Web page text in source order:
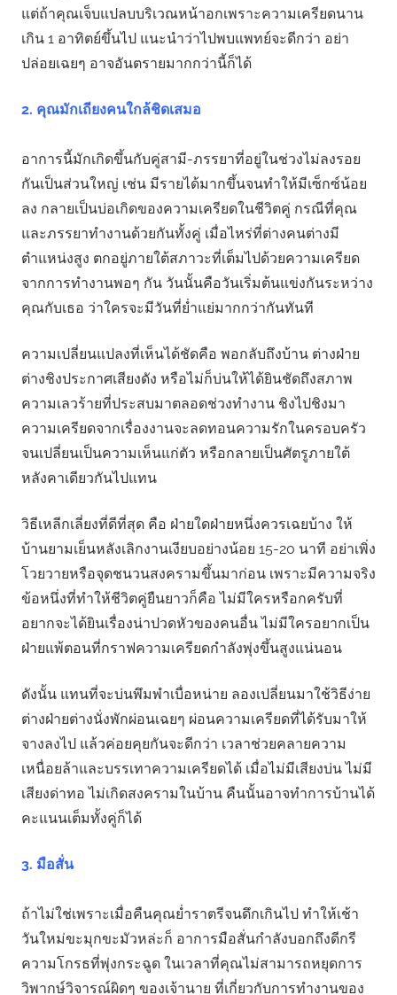
แต่ถ้าคุณเจ็บแปลบบริเวณหน้าอกเพราะความเครียดนาน
เกิน 1 อาทิตย์ขึ้นไป แนะนำว่าไปพบแพทย์จะดีกว่า อย่า
ปล่อยเฉยๆ อาจอันตรายมากกว่านี้ก็ได้
2. คุณมักเถียงคนใกล้ชิดเสมอ
อาการนี้มักเกิดขึ้นกับคู่สามี-ภรรยาที่อยู่ในช่วงไม่ลงรอย
กันเป็นส่วนใหญ่ เช่น มีรายได้มากขึ้นจนทำให้มีเซ็กซ์น้อย
ลง กลายเป็นบ่อเกิดของความเครียดในชีวิตคู่ กรณีที่คุณ
และภรรยาทำงานด้วยกันทั้งคู่ เมื่อไหร่ที่ต่างคนต่างมี
ตำแหน่งสูง ตกอยู่ภายใต้สภาวะที่เต็มไปด้วยความเครียด
จากการทำงานพอๆ กัน วันนั้นคือวันเริ่มต้นแข่งกันระหว่าง
คุณกับเธอ ว่าใครจะมีวันที่ย่ำแย่มากกว่ากันทันที
ความเปลี่ยนแปลงที่เห็นได้ชัดคือ พอกลับถึงบ้าน ต่างฝ่าย
ต่างชิงประกาศเสียงดัง หรือไม่ก็บ่นให้ได้ยินชัดถึงสภาพ
ความเลวร้ายที่ประสบมาตลอดช่วงทำงาน ชิงไปชิงมา
ความเครียดจากเรื่องงานจะลดทอนความรักในครอบครัว
จนเปลี่ยนเป็นความเห็นแก่ตัว หรือกลายเป็นศัตรูภายใต้
หลังคาเดียวกันไปแทน
วิธีเหลีกเลี่ยงที่ดีที่สุด คือ ฝ่ายใดฝ่ายหนึ่งควรเฉยบ้าง ให้
บ้านยามเย็นหลังเลิกงานเงียบอย่างน้อย 15-20 นาที อย่าเพิ่ง
โวยวายหรือจุดชนวนสงครามขึ้นมาก่อน เพราะมีความจริง
ข้อหนึ่งที่ทำให้ชีวิตคู่ยืนยาวก็คือ ไม่มีใครหรือกครับที่
อยากจะได้ยินเรื่องน่าปวดหัวของคนอื่น ไม่มีใครอยากเป็น
ฝ่ายแพ้ตอนที่กราฟความเครียดกำลังพุ่งขึ้นสูงแน่นอน
ดังนั้น แทนที่จะบ่นพึมพำเบื่อหน่าย ลองเปลี่ยนมาใช้วิธีง่าย
ต่างฝ่ายต่างนั่งพักผ่อนเฉยๆ ผ่อนความเครียดที่ได้รับมาให้
จางลงไป แล้วค่อยคุยกันจะดีกว่า เวลาช่วยคลายความ
เหนื่อยล้าและบรรเทาความเครียดได้ เมื่อไม่มีเสียงบ่น ไม่มี
เสียงด่าทอ ไม่เกิดสงครามในบ้าน คืนนั้นอาจทำการบ้านได้
คะแนนเต็มทั้งคู่ก็ได้
3. มือสั่น
ถ้าไม่ใช่เพราะเมื่อคืนคุณย่ำราตรีจนดึกเกินไป ทำให้เช้า
วันใหม่ขะมุกขะมัวหล่ะก็ อาการมือสั่นกำลังบอกถึงดีกรี
ความโกรธที่พุ่งกระฉูด ในเวลาที่คุณไม่สามารถหยุดการ
วิพากษ์วิจารณ์ผิดๆ ของเจ้านาย ที่เกี่ยวกับการทำงานของ